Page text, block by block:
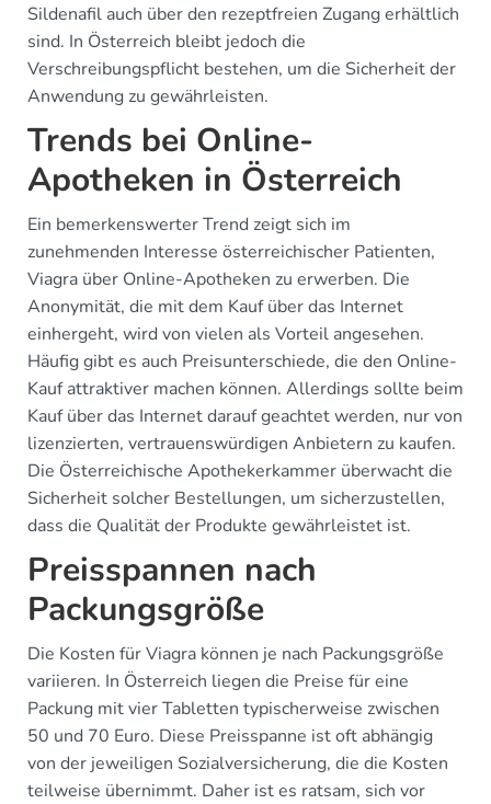
Sildenafil auch über den rezeptfreien Zugang erhältlich
sind. In Österreich bleibt jedoch die
Verschreibungspflicht bestehen, um die Sicherheit der
Anwendung zu gewährleisten.
Trends bei Online-
Apotheken in Österreich
Ein bemerkenswerter Trend zeigt sich im
zunehmenden Interesse österreichischer Patienten,
Viagra über Online-Apotheken zu erwerben. Die
Anonymität, die mit dem Kauf über das Internet
einhergeht, wird von vielen als Vorteil angesehen.
Häufig gibt es auch Preisunterschiede, die den Online-
Kauf attraktiver machen können. Allerdings sollte beim
Kauf über das Internet darauf geachtet werden, nur von
lizenzierten, vertrauenswürdigen Anbietern zu kaufen.
Die Österreichische Apothekerkammer überwacht die
Sicherheit solcher Bestellungen, um sicherzustellen,
dass die Qualität der Produkte gewährleistet ist.
Preisspannen nach
Packungsgröße
Die Kosten für Viagra können je nach Packungsgröße
variieren. In Österreich liegen die Preise für eine
Packung mit vier Tabletten typischerweise zwischen
50 und 70 Euro. Diese Preisspanne ist oft abhängig
von der jeweiligen Sozialversicherung, die die Kosten
teilweise übernimmt. Daher ist es ratsam, sich vor